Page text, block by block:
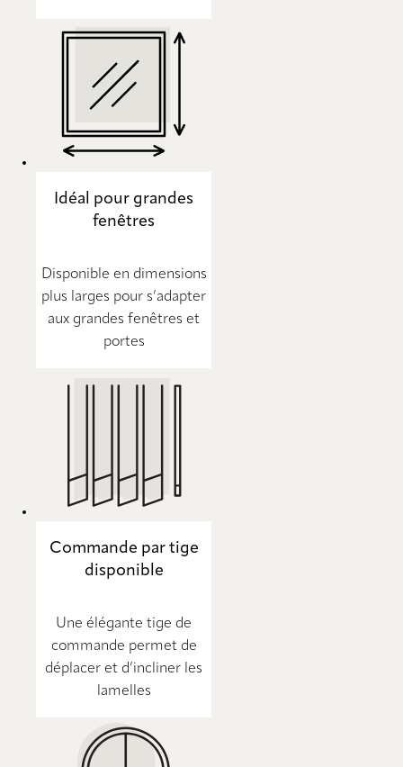
Idéal pour grandes
fenêtres
Disponible en dimensions
plus larges pour s’adapter
aux grandes fenêtres et
portes
Commande par tige
disponible
Une élégante tige de
commande permet de
déplacer et d’incliner les
lamelles